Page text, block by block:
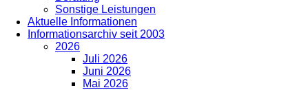
Sonstige Leistungen
Aktuelle Informationen
Informationsarchiv seit 2003
2026
Juli 2026
Juni 2026
Mai 2026